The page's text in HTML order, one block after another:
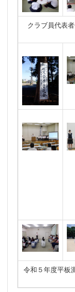
クラブ員代表
令和５年度平板